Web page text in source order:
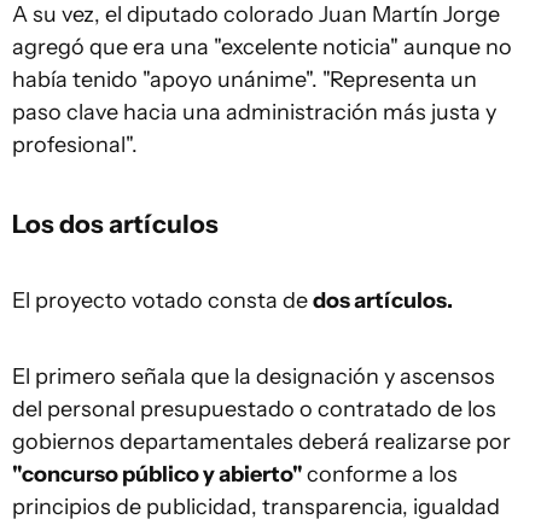
A su vez, el diputado colorado Juan Martín Jorge
agregó que era una "excelente noticia" aunque no
había tenido "apoyo unánime". "Representa un
paso clave hacia una administración más justa y
profesional".
Los dos artículos
El proyecto votado consta dedos artículos.
El primero señala que la designación y ascensos
del personal presupuestado o contratado de los
gobiernos departamentales deberá realizarse por
"concurso público y abierto"conforme a los
principios de publicidad, transparencia, igualdad